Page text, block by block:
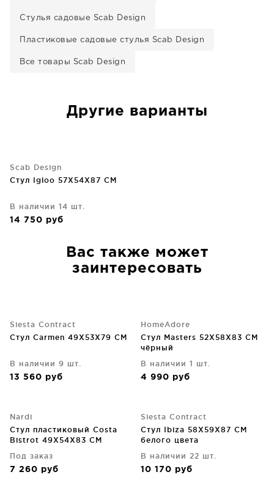
Стулья садовые Scab Design
Пластиковые садовые стулья Scab Design
Все товары Scab Design
Другие варианты
Scab Design
Стул Igloo 57X54X87 CM
В наличии 14 шт.
14 750 руб
Вас также может
заинтересовать
Siesta Contract
Стул Carmen 49X53X79 CM
В наличии 9 шт.
13 560 руб
HomeAdore
Стул Masters 52X58X83 CM
чёрный
В наличии 1 шт.
4 990 руб
Nardi
Стул пластиковый Costa
Bistrot 49X54X83 CM
Под заказ
7 260 руб
Siesta Contract
Стул Ibiza 58X59X87 CM
белого цвета
В наличии 22 шт.
10 170 руб